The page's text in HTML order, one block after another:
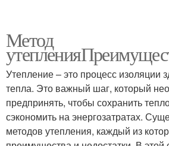
Метод
Утепление – это процесс изоляции
тепла. Это важный шаг, который
предпринять, чтобы сохранить
сэкономить на энергозатратах.
методов утепления, каждый из